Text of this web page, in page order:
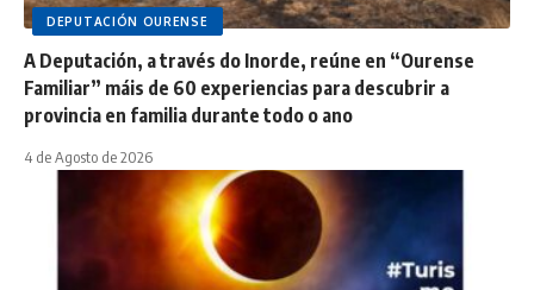
DEPUTACIÓN OURENSE
A Deputación, a través do Inorde, reúne en “Ourense
Familiar” máis de 60 experiencias para descubrir a
provincia en familia durante todo o ano
4 de Agosto de 2026